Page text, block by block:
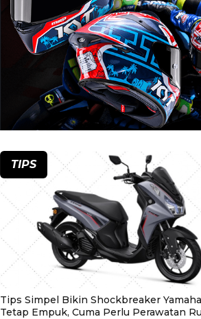
TIPS
Tips Simpel Bikin Shockbreaker
Tetap Empuk, Cuma Perlu Perawatan